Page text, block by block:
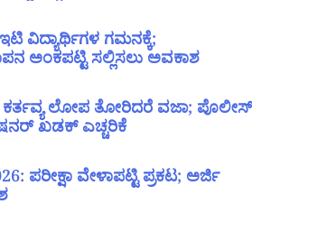
ವಿದ್ಯಾರ್ಥಿಗಳ ಗಮನಕ್ಕೆ;
ಅಂಕಪಟ್ಟಿ ಸಲ್ಲಿಸಲು ಅವಕಾಶ
ಲೋಪ ತೋರಿದರೆ ವಜಾ; ಪೊಲೀಸ್
ಖಡಕ್ ಎಚ್ಚರಿಕೆ
ಪರೀಕ್ಷಾ ವೇಳಾಪಟ್ಟಿ ಪ್ರಕಟ; ಅರ್ಜಿ